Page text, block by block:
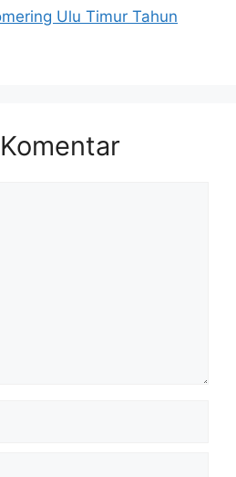
Ulu Timur Tahun